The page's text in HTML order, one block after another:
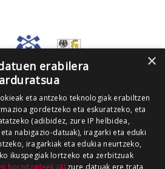
×
erabilera
arduratsua
eta antzeko teknologiak erabiltzen
gordetzeko eta eskuratzeko, eta
(adibidez, zure IP helbidea,
nabigazio-datuak), iragarki eta eduki
iragarkiak eta edukia neurtzeko,
ikuspegiak lortzeko eta zerbitzuak
hornitzaileek (4)zure datuak ere trata